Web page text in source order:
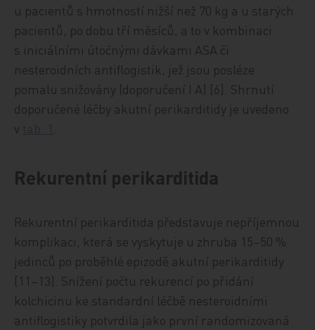
u pacientů s hmotností nižší než 70 kg a u starých
pacientů, po dobu tří měsíců, a to v kombinaci
s iniciálními útočnými dávkami ASA či
nesteroidních antiflogistik, jež jsou posléze
pomalu snižovány (doporučení I A) [6]. Shrnutí
doporučené léčby akutní perikarditidy je uvedeno
v
Rekurentní perikarditida
Rekurentní perikarditida představuje nepříjemnou
komplikaci, která se vyskytuje u zhruba 15–50 %
jedinců po proběhlé epizodě akutní perikarditidy
[11–13]. Snížení počtu rekurencí po přidání
kolchicinu ke standardní léčbě nesteroidními
antiflogistiky potvrdila jako první randomizovaná